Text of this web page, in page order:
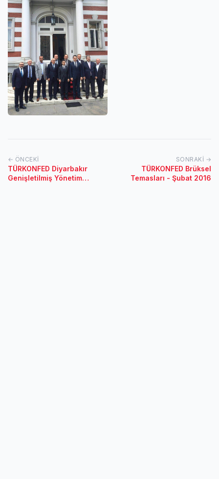
← ÖNCEKI
TÜRKONFED Diyarbakır
Genişletilmiş Yönetim
SONRAKI →
TÜRKONFED Brüksel
Temasları - Şubat 2016